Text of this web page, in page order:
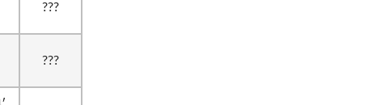
???
???